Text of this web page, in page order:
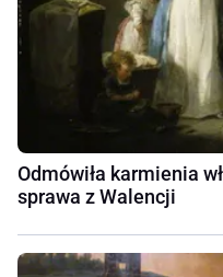
Odmówiła karmienia
sprawa z Walencji